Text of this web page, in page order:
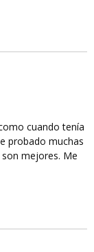
cuando tenía
probado muchas
mejores. Me